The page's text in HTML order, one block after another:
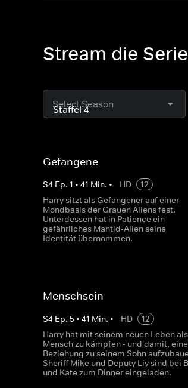
Stream die
Select Season
Gefangene
S4 Ep. 1 • 41 Min. • HD
12
Harry sitzt als Gefangener auf einer
Mondbasis der Grauen Aliens fest.
Unterdessen hat in Patience ein
gefährliches Mantid-Alien seine
Identität übernommen.
Menschsein
S4 Ep. 5 • 41 Min. • HD
12
Harry hat mit seinem neuen Leben als
Mensch zu kämpfen - und damit, eine
Beziehung zu seinem Sohn
Sheriff Mike und Deputy Liv sind bei
und Kate zum Dinner eingeladen.